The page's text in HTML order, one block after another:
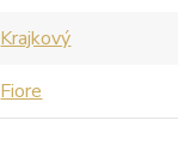
Krajkový
Fiore